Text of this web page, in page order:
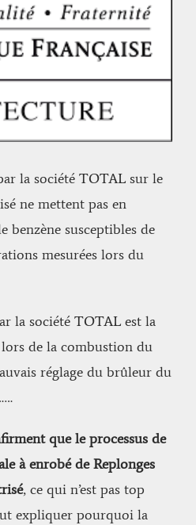
la société TOTAL sur le
ne mettent pas en
benzène susceptibles de
mesurées lors du
la société TOTAL est la
de la combustion du
réglage du brûleur du
que le processus de
à enrobé de Replonges
, ce qui n’est pas top
expliquer pourquoi la